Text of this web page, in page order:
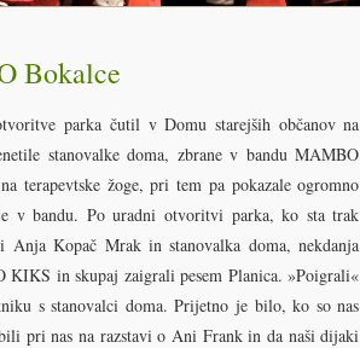
Bokalce
parka čutil v Domu starejših občanov na
stanovalke doma, zbrane v bandu MAMBO
terapevtske žoge, pri tem pa pokazale ogromno
v bandu. Po uradni otvoritvi parka, ko sta trak
Kopač Mrak in stanovalka doma, nekdanja
in skupaj zaigrali pesem Planica. »Poigrali«
s stanovalci doma. Prijetno je bilo, ko so nas
pri nas na razstavi o Ani Frank in da naši dijaki